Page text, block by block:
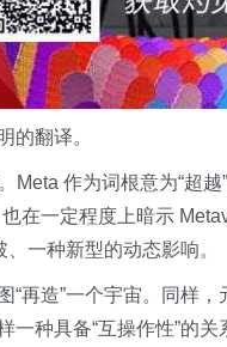
的翻译。
Meta 作为词根意为“超
在一定程度上暗示
一种新型的动态影响。
再造”一个宇宙。同样
种具备“互操作性”的